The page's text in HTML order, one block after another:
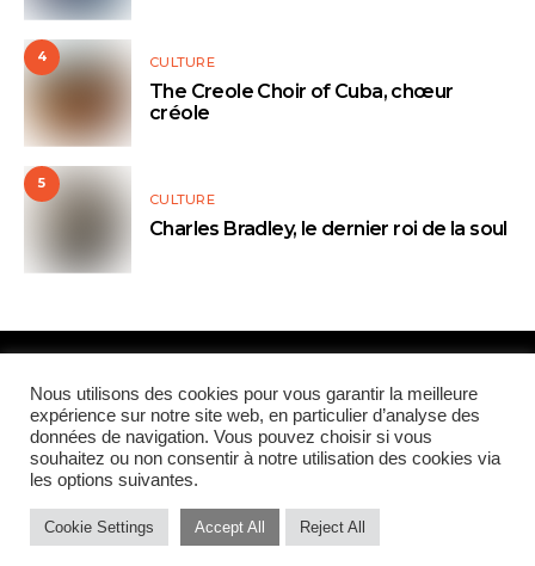
4 CULTURE
The Creole Choir of Cuba, chœur
créole
5
CULTURE
Charles Bradley, le dernier roi de la soul
Paris Global Forum
QUI SOMMES-NOUS CONTRIBUTEURS
CONTACT
MENTIONS LÉGALES
Nous utilisons des cookies pour vous garantir la meilleure
expérience sur notre site web, en particulier d’analyse des
données de navigation. Vous pouvez choisir si vous
souhaitez ou non consentir à notre utilisation des cookies via
les options suivantes.
Cookie Settings Accept All Reject All